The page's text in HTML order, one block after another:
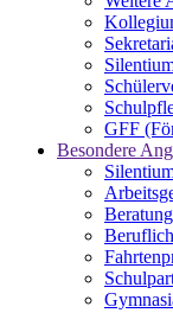
GFF
Besondere